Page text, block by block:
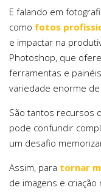
E falando em
como fotos
e impactar na
Photoshop, que
ferramentas e
variedade enorme
São tantos recursos
pode confundir
um desafio
Assim, para tornar
de imagens e